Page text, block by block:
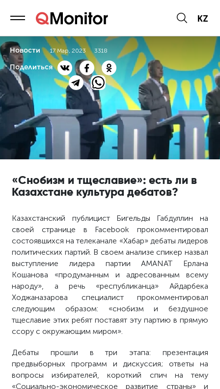
KZ
Новости 17 Мар, 2023 3318
Поделиться
«Снобизм и тщеславие»: есть ли в
Казахстане культура дебатов?
Казахстанский публицист Бигельды Габдуллин на
своей странице в Facebook прокомментировал
состоявшихся на телеканале «Хабар» дебаты лидеров
политических партий. В своем анализе спикер назвал
выступление лидера партии AMANAT Ерлана
Кошанова «продуманным и адресованным всему
народу», а речь «республиканца» Айдарбека
Ходжаназарова специалист прокомментировал
следующим образом: «снобизм и бездушное
тщеславие этих ребят поставят эту партию в прямую
ссору с окружающим миром».
Дебаты прошли в три этапа: презентация
предвыборных программ и дискуссия; ответы на
вопросы избирателей, короткий спич на тему
«Социально-экономическое развитие страны» и